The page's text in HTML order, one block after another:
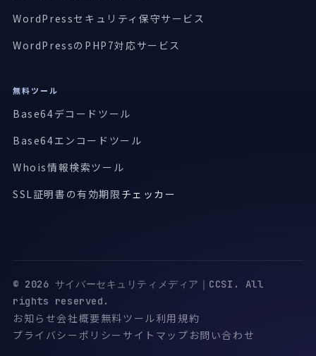
WordPressセキュリティ保守サービス
WordPressのPHP7対応サービス
無料ツール
Base64デコードツール
Base64エンコードツール
Whois情報検索ツール
SSL証明書の有効期限 チェッカー
© 2026 サイバーセキュリティメディア｜CCSI. All
rights reserved.
お知らせ会社概要無料ツール利用規約
プライバシーポリシー サイトマップ お問い合わせ